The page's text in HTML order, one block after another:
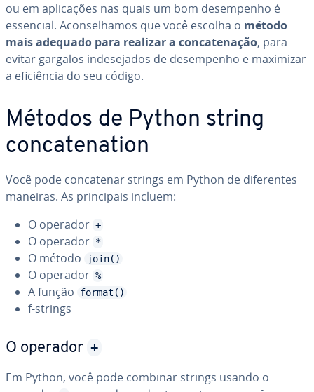
ou em apli­ca­ções nas quais um bom de­sem­pe­nho é
essencial. Acon­se­lha­mos que você escolha o método
mais adequado para realizar a con­ca­te­na­ção, para
evitar gargalos in­de­se­ja­dos de de­sem­pe­nho e maximizar
a efi­ci­ên­cia do seu código.
Métodos de Python string
con­ca­te­na­tion
Você pode con­ca­te­nar strings em Python de di­fe­ren­tes
maneiras. As prin­ci­pais incluem:
O operador +
O operador *
O método join()
O operador %
A função format()
f-strings
O operador +
Em Python, você pode combinar strings usando o